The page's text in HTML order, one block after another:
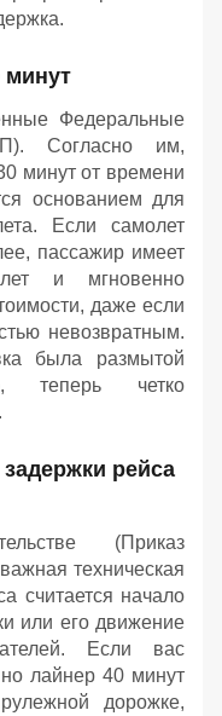
минут
Федеральные
Согласно им,
минут от времени
основанием для
Если самолет
пассажир имеет
и мгновенно
даже если
невозвратным.
была размытой
теперь четко
рейса
(Приказ
техническая
считается начало
или его движение
Если вас
лайнер 40 минут
дорожке,